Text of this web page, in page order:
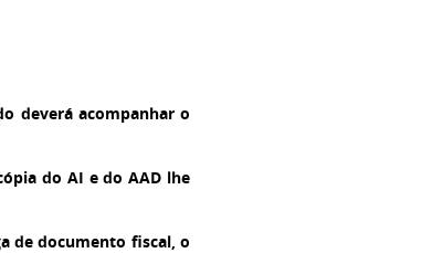
deverá acompanhar o
do AI e do AAD lhe
de documento fiscal, o